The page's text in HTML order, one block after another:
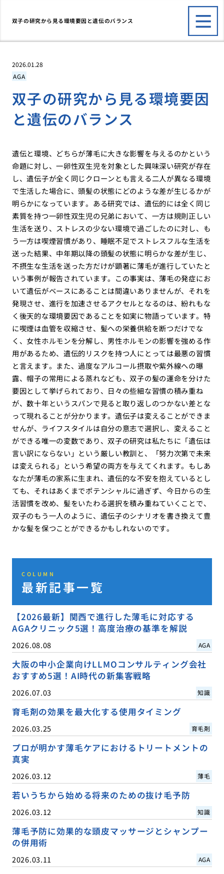
双子の研究から見る環境要因と遺伝のバランス
2026.01.28
AGA
双子の研究から見る環境要因
と遺伝のバランス
遺伝と環境、どちらが薄毛に大きな影響を与えるのかという
命題に対し、一卵性双生児を対象とした興味深い研究が存在
し、遺伝子が全く同じクローンとも言える二人が異なる環境
で生活した場合に、頭髪の状態にどのような差が生じるかが
明らかになっています。ある研究では、遺伝的には全く同じ
素質を持つ一卵性双生児の兄弟において、一方は規則正しい
生活を送り、ストレスの少ない環境で過ごしたのに対し、も
う一方は喫煙習慣があり、睡眠不足でストレスフルな生活を
送った結果、中年期以降の頭髪の状態に明らかな差が生じ、
不摂生な生活を送った方だけが顕著に薄毛が進行していたと
いう事例が報告されています。この事実は、薄毛の発症にお
いて遺伝がベースにあることは間違いありませんが、それを
発現させ、進行を加速させるアクセルとなるのは、紛れもな
く後天的な環境要因であることを如実に物語っています。特
に喫煙は血管を収縮させ、髪への栄養供給を断つだけでな
く、女性ホルモンを分解し、男性ホルモンの影響を強める作
用があるため、遺伝的リスクを持つ人にとっては最悪の習慣
と言えます。また、過度なアルコール摂取や紫外線への曝
露、帽子の常用による蒸れなども、双子の髪の運命を分けた
要因として挙げられており、日々の些細な習慣の積み重ね
が、数十年というスパンで見ると取り返しのつかない差とな
って現れることが分かります。遺伝子は変えることができま
せんが、ライフスタイルは自分の意志で選択し、変えること
ができる唯一の変数であり、双子の研究は私たちに「遺伝は
言い訳にならない」という厳しい教訓と、「努力次第で未来
は変えられる」という希望の両方を与えてくれます。もしあ
なたが薄毛の家系に生まれ、遺伝的な不安を抱えているとし
ても、それはあくまでポテンシャルに過ぎず、今日からの生
活習慣を改め、髪をいたわる選択を積み重ねていくことで、
双子のもう一人のように、遺伝子のシナリオを書き換えて豊
かな髪を保つことができるかもしれないのです。
COLUMN
最新記事一覧
【2026最新】関西で進行した薄毛に対応する
AGAクリニック5選！高度治療の基準を解説
2026.08.08 AGA
大阪の中小企業向けLLMOコンサルティング会社
おすすめ5選！AI時代の新集客戦略
2026.07.03 知識
育毛剤の効果を最大化する使用タイミング
2026.03.25 育毛剤
プロが明かす薄毛ケアにおけるトリートメントの
真実
2026.03.12 薄毛
若いうちから始める将来のための抜け毛予防
2026.03.12 知識
薄毛予防に効果的な頭皮マッサージとシャンプー
の併用術
2026.03.11 AGA